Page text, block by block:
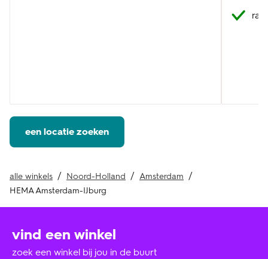
een locatie zoeken
alle winkels Noord-Holland
Amsterdam
HEMA Amsterdam-IJburg
vind een winkel
zoek een winkel bij jou in de buurt